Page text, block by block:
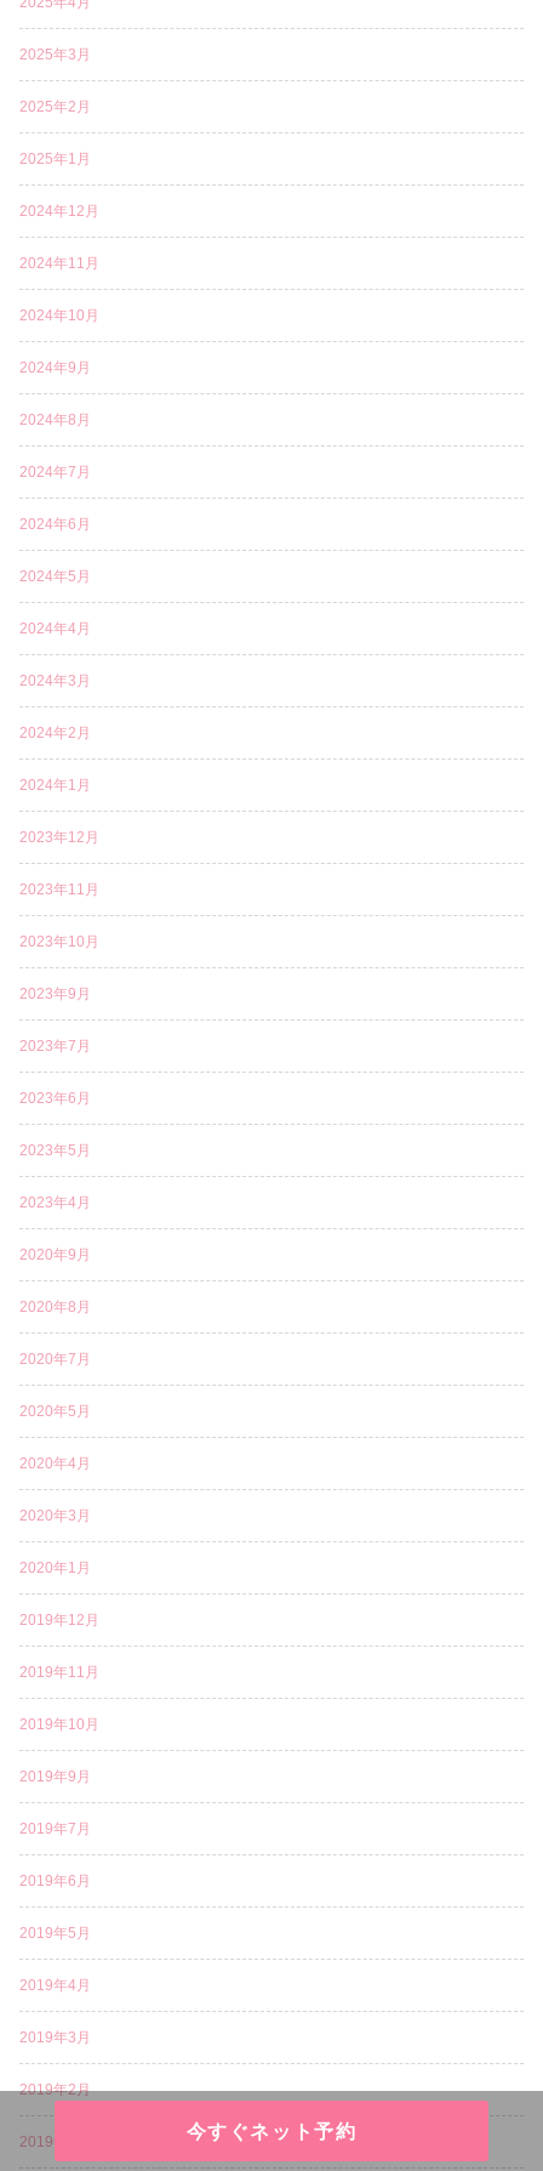
2025年3月
2025年2月
2025年1月
2024年12月
2024年11月
2024年10月
2024年9月
2024年8月
2024年7月
2024年6月
2024年5月
2024年4月
2024年3月
2024年2月
2024年1月
2023年12月
2023年11月
2023年10月
2023年9月
2023年7月
2023年6月
2023年5月
2023年4月
2020年9月
2020年8月
2020年7月
2020年5月
2020年4月
2020年3月
2020年1月
2019年12月
2019年11月
2019年10月
2019年9月
2019年7月
2019年6月
2019年5月
2019年4月
2019年3月
2019年2月
2019年1月
今すぐネット予約